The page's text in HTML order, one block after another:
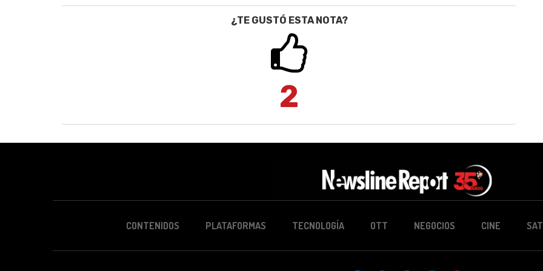
¿TE GUSTÓ ESTA NOTA?
2
CONTENIDOS PLATAFORMAS TECNOLOGÍA OTT NEGOCIOS CINE